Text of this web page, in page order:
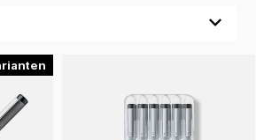
omhuld door metaal, lever je
pen is ideaal te gebruiken met linialen
in de hand van een
De sneldrogende inkt drukt
vlekt niet bij gebruik van